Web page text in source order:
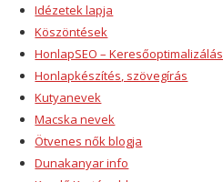
Idézetek lapja
Köszöntések
HonlapSEO – Keresőoptimalizálás
Honlapkészítés, szövegírás
Kutyanevek
Macska nevek
Ötvenes nők blogja
Dunakanyar info